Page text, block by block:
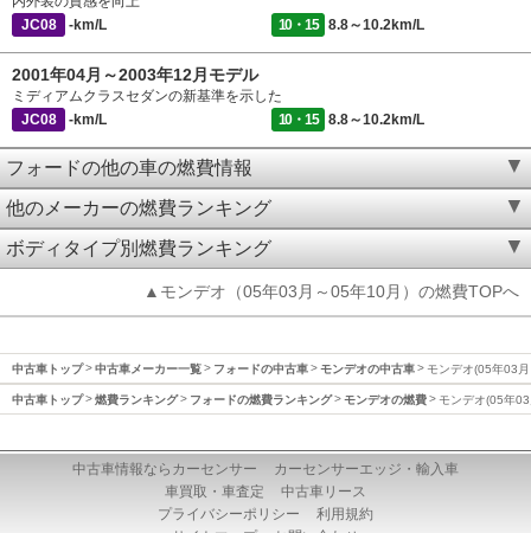
JC08
-km/L 10・15 8.8～10.2km/L
2001年04月～2003年12月モデル
ミディアムクラスセダンの新基準を示した
JC08
-km/L 10・15 8.8～10.2km/L
フォードの他の車の燃費情報
他のメーカーの燃費ランキング
ボディタイプ別燃費ランキング
▲モンデオ（05年03月～05年10月）の燃費TOPへ
中古車トップ 中古車メーカー一覧 フォードの中古車 モンデオの中古車 モンデオ(05年03
中古車トップ 燃費ランキング フォードの燃費ランキング モンデオの燃費 モンデオ(05年
中古車情報ならカーセンサー
カーセンサーエッジ・輸入車
車買取・車査定
中古車リース
プライバシーポリシー
利用規約